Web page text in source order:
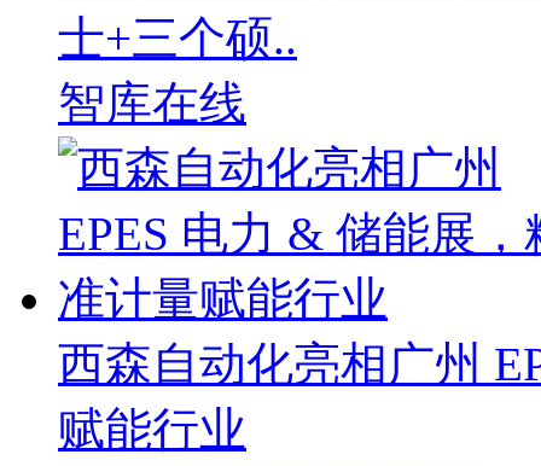
士+三个硕..
智库在线
西森自动化亮相广州
赋能行业